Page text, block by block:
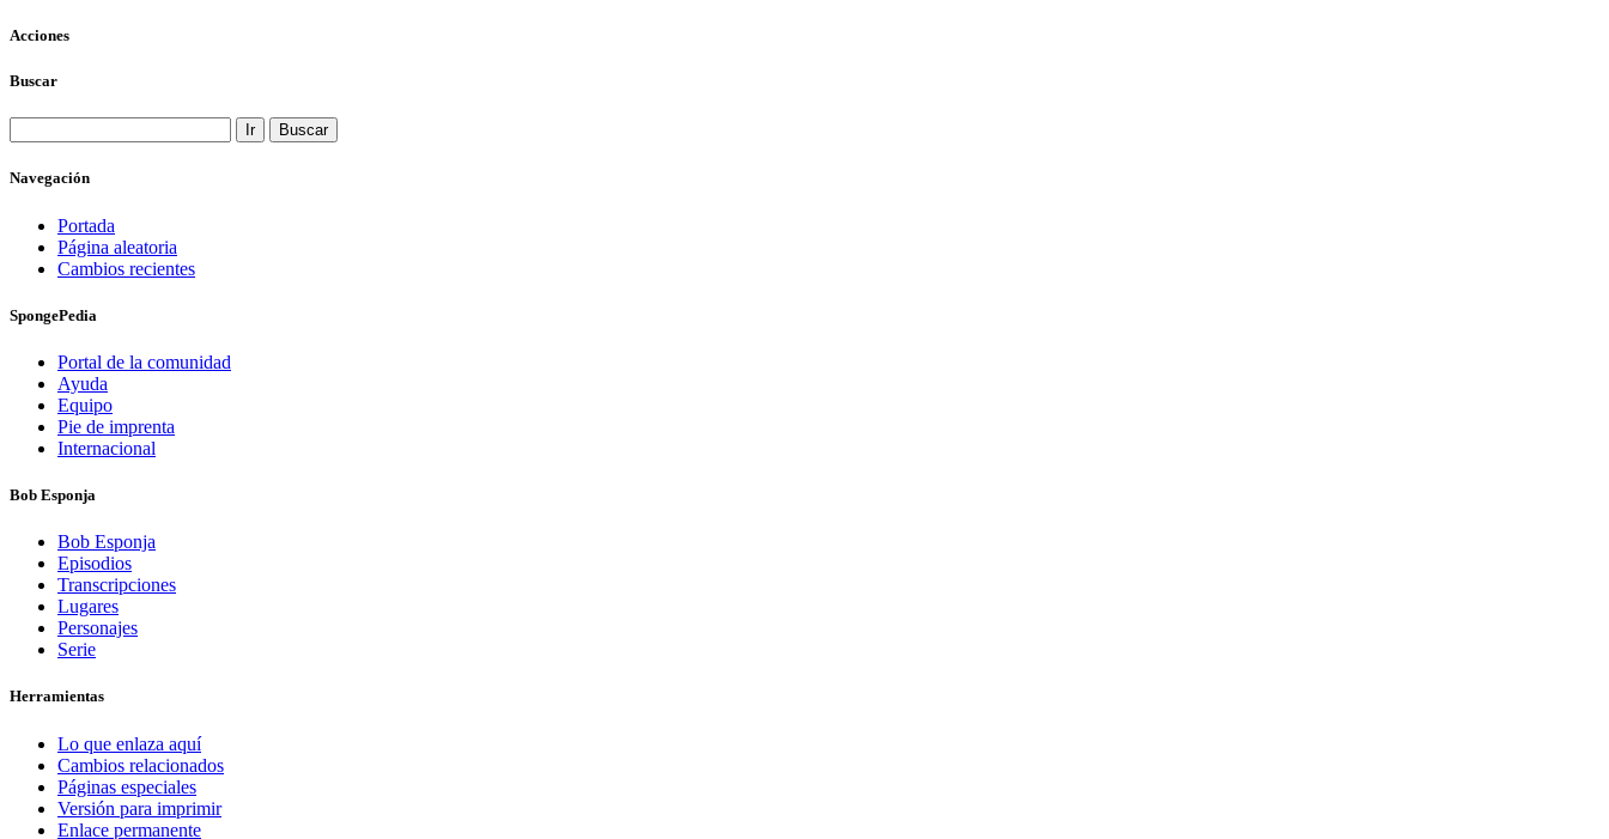
Acciones
Buscar
Navegación
Portada
Página aleatoria
Cambios recientes
SpongePedia
Portal de la comunidad
Ayuda
Equipo
Pie de imprenta
Internacional
Bob Esponja
Bob Esponja
Episodios
Transcripciones
Lugares
Personajes
Serie
Herramientas
Lo que enlaza aquí
Cambios relacionados
Páginas especiales
Versión para imprimir
Enlace permanente